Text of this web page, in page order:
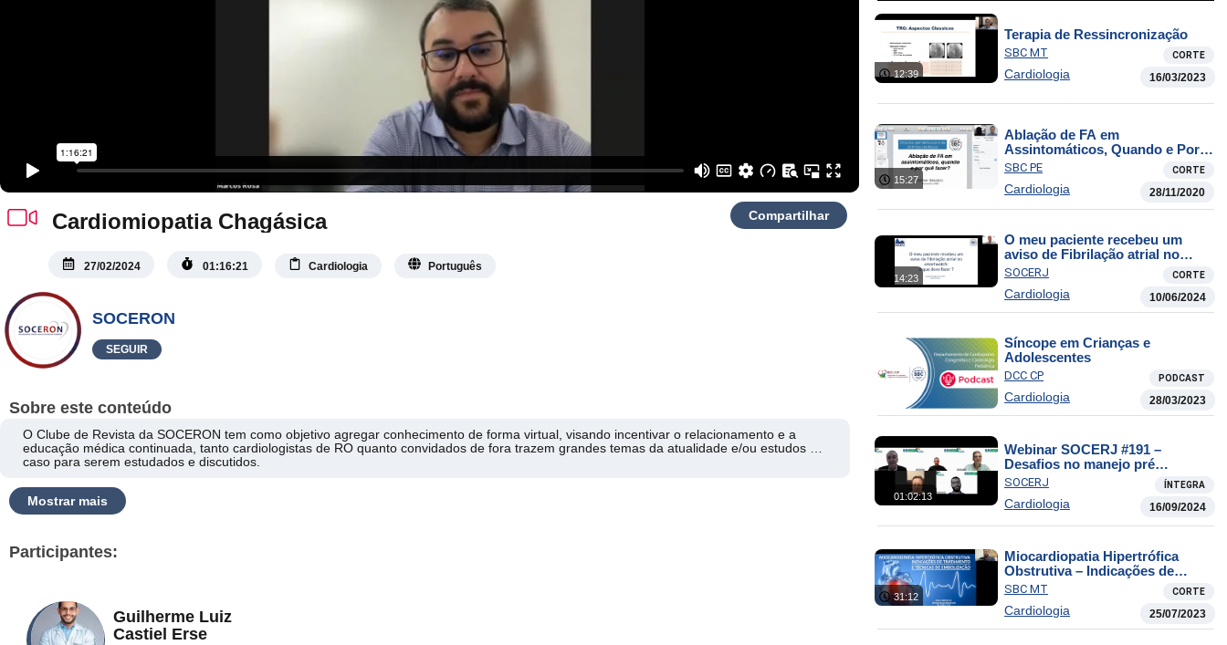
Cardiomiopatia Chagásica Compartilhar
27/02/2024 01:16:21 Cardiologia Português
SOCERON
SEGUIR
Sobre este conteúdo
O Clube de Revista da SOCERON tem como objetivo agregar conhecimento de forma virtual, visando incentivar o relacionamento e a
educação médica continuada, tanto cardiologistas de RO quanto convidados de fora trazem grandes temas da atualidade e/ou estudos de
caso para serem estudados e discutidos.
Mostrar mais
Participantes:
Guilherme Luiz
Castiel Erse
12:39
Terapia de Ressincronização
SBC MT CORTE
Cardiologia 16/03/2023
15:27
Ablação de FA em
Assintomáticos, Quando e Por
quê Fazer?
SBC PE CORTE
Cardiologia 28/11/2020
14:23
O meu paciente recebeu um
aviso de Fibrilação atrial no
smartwatch: o que devo fazer?
SOCERJ CORTE
Cardiologia 10/06/2024
Síncope em Crianças e
Adolescentes
DCC CP PODCAST
Cardiologia 28/03/2023
01:02:13
Webinar SOCERJ #191 –
Desafios no manejo pré
operatório de cirurgias não
cardíacas
SOCERJ ÍNTEGRA
Cardiologia 16/09/2024
31:12
Miocardiopatia Hipertrófica
Obstrutiva – Indicações de
Tratamento e Técnicas de
Embolização
SBC MT CORTE
Cardiologia 25/07/2023